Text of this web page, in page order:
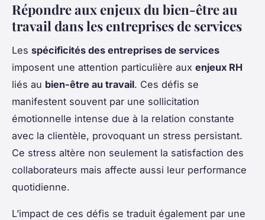
Répondre aux enjeux du bien-être au
travail dans les entreprises de services
Les spécificités des entreprises de services
imposent une attention particulière aux enjeux RH
liés au bien-être au travail. Ces défis se
manifestent souvent par une sollicitation
émotionnelle intense due à la relation constante
avec la clientèle, provoquant un stress persistant.
Ce stress altère non seulement la satisfaction des
collaborateurs mais affecte aussi leur performance
quotidienne.
L’impact de ces défis se traduit également par une